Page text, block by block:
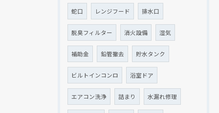
蛇口 レンジフード 排水口
脱臭フィルター 消火設備 湿気
補助金 鉛管撤去 貯水タンク
ビルトインコンロ 浴室ドア
エアコン洗浄 詰まり 水漏れ修理